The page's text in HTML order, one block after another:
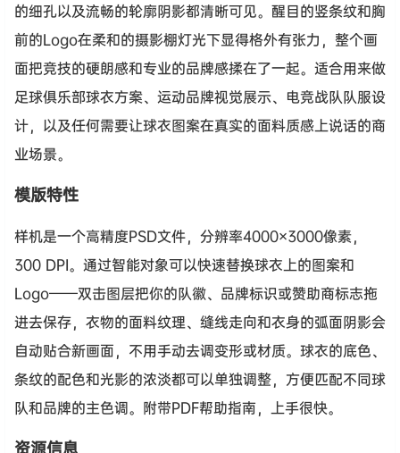
的细孔以及流畅的轮廓阴影都清晰可见。醒目的竖条纹和胸
前的Logo在柔和的摄影棚灯光下显得格外有张力，整个画
面把竞技的硬朗感和专业的品牌感揉在了一起。适合用来做
足球俱乐部球衣方案、运动品牌视觉展示、电竞战队队服设
计，以及任何需要让球衣图案在真实的面料质感上说话的商
业场景。
模版特性
样机是一个高精度PSD文件，分辨率4000×3000像素，
300 DPI。通过智能对象可以快速替换球衣上的图案和
Logo——双击图层把你的队徽、品牌标识或赞助商标志拖
进去保存，衣物的面料纹理、缝线走向和衣身的弧面阴影会
自动贴合新画面，不用手动去调变形或材质。球衣的底色、
条纹的配色和光影的浓淡都可以单独调整，方便匹配不同球
队和品牌的主色调。附带PDF帮助指南，上手很快。
资源信息